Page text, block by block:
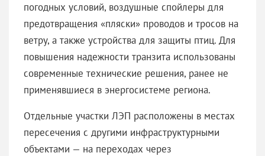
погодных условий, воздушные спойлеры для
предотвращения «пляски» проводов и тросов на
ветру, а также устройства для защиты птиц. Для
повышения надежности транзита использованы
современные технические решения, ранее не
применявшиеся в энергосистеме региона.
Отдельные участки ЛЭП расположены в местах
пересечения с другими инфраструктурными
объектами — на переходах через